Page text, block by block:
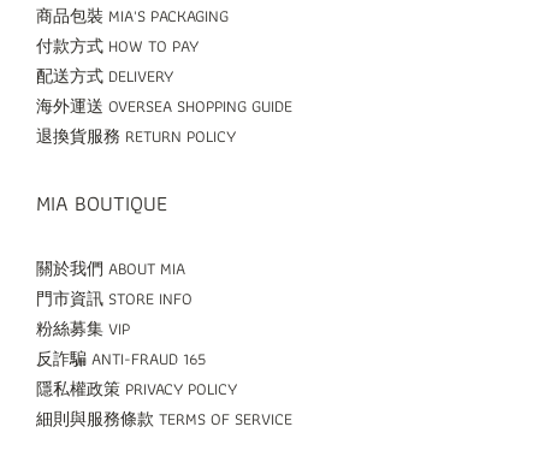
商品包裝 MIA'S PACKAGING
付款方式 HOW TO PAY
配送方式 DELIVERY
海外運送 OVERSEA SHOPPING GUIDE
退換貨服務 RETURN POLICY
MIA BOUTIQUE
關於我們 ABOUT MIA
門市資訊 STORE INFO
粉絲募集 VIP
反詐騙 ANTI-FRAUD 165
隱私權政策 PRIVACY POLICY
細則與服務條款 TERMS OF SERVICE